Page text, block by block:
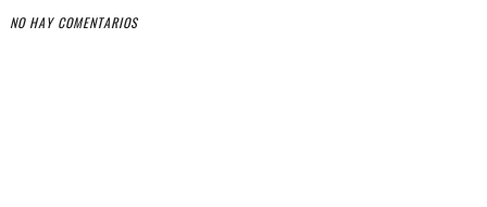
NO HAY COMENTARIOS